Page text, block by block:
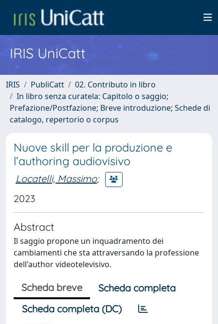
IRIS UniCatt
IRIS PubliCatt
02. Contributo in libro
In libro senza curatela: Capitolo o saggio;
Prefazione/Postfazione; Breve introduzione; Schede di
catalogo, repertorio o corpus
Nuove skill per la produzione e
l’authoring audiovisivo
Locatelli, Massimo;
2023
Abstract
Il saggio propone un inquadramento dei
cambiamenti che sta attraversando la professione
dell'author videotelevisivo.
Scheda breve
Scheda completa
Scheda completa (DC)